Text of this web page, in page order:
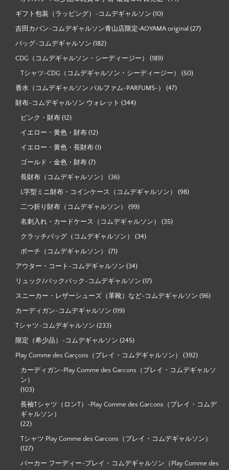
ギフト包装（ラッピング）-コムデギャルソン (10)
吉田カバン-コムデギャルソン青山店限定‐AOYAMA original (27)
バッグ-コムデギャルソン (182)
CDG（コムデギャルソン・シーディージー） (189)
Tシャツ-CDG（コムデギャルソン・シーディージー） (50)
香水（コムデギャルソン パルファム-PARFUMS-） (47)
財布-コムデギャルソン ウォレット (344)
ピンク・財布 (12)
イエロー・黄色・財布 (12)
イエロー・黄色・長財布 (1)
ゴールド・金色・財布 (7)
長財布（コムデギャルソン） (36)
L字型ミニ財布・コインケース（コムデギャルソン） (98)
二つ折り財布（コムデギャルソン） (99)
名刺入れ・カードケース（コムデギャルソン） (35)
クラッチバッグ（コムデギャルソン） (34)
ポーチ（コムデギャルソン） (71)
アウター・コート-コムデギャルソン (34)
リュック/バックパック-コムデギャルソン (17)
スニーカー・レザーシューズ（革靴）など-コムデギャルソン (96)
カーディガン-コムデギャルソン (119)
Tシャツ-コムデギャルソン (233)
限定（希少品）-コムデギャルソン (245)
Play Comme des Garçons（プレイ・コムデギャルソン） (392)
カーディガン-Play Comme des Garcons（プレイ・コムデギャルソ
ン）
(103)
長袖Tシャツ（ロンT）-Play Comme des Garcons（プレイ・コムデ
ギャルソン）
(22)
Tシャツ Play Comme des Garcons（プレイ・コムデギャルソン）
(127)
パーカー フーディー-プレイ・コムデギャルソン（Play Comme des